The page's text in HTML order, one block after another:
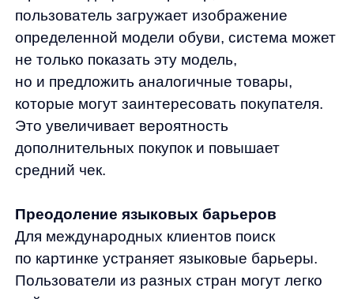
функции поиска по картинке в мобильное
приложение Ecco позволяет пользователям
искать товары на ходу, делая процесс
покупок еще более удобным.
2. Социальные сети: Пользователи могут
загружать изображения товаров, найденных
платформах, и быстро находить их аналоги
на сайте Ecco.
3. Оффлайн-магазины: Функция поиска
по картинке может быть использована для
поиска товаров, увиденных в оффлайн-
магазинах. Пользователи могут
фотографировать понравившиеся модели